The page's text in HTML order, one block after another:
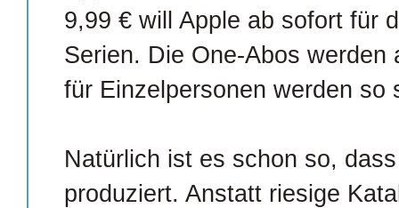
9,99 € will Apple ab sofort für
Serien. Die One-Abos werden
für Einzelpersonen werden so
Natürlich ist es schon so,
produziert. Anstatt riesige